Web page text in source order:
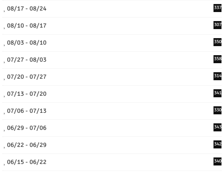
08/17 - 08/24 337
08/10 - 08/17 307
08/03 - 08/10 350
07/27 - 08/03 358
07/20 - 07/27 314
07/13 - 07/20 341
07/06 - 07/13 330
06/29 - 07/06 343
06/22 - 06/29 342
06/15 - 06/22 340